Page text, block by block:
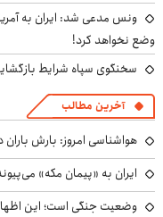
ونس مدعی شد: ایران به
وضع نخواهد کرد!
سخنگوی سپاه شرایط
آخرین مطالب
هواشناسی امروز: بارش
ایران به «پیمان مکه»
وضعیت جنگی است؛ این